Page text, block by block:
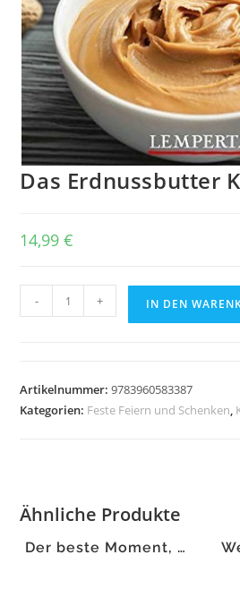
Das Erdnussbutter
14,99€
Erdnussbutter
- + IN DEN
Artikelnummer:9783960583387
Kategorien: Feste Feiern und Schenken,
Ähnliche Produkte
Der beste Moment, …